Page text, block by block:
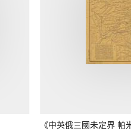
《中英俄三國未定界 帕